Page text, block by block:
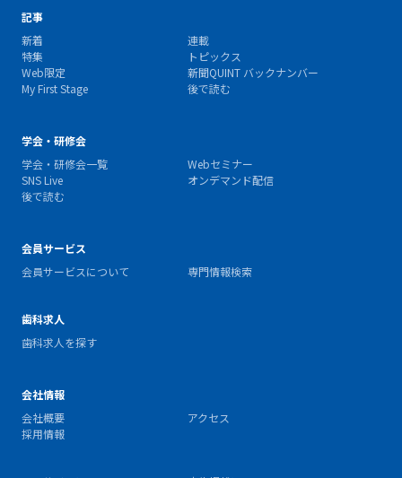
記事
新着
連載
特集
トピックス
Web限定
新聞QUINT バックナンバー
My First Stage
後で読む
学会・研修会
学会・研修会一覧
Webセミナー
SNS Live
オンデマンド配信
後で読む
会員サービス
会員サービスについて
専門情報検索
歯科求人
歯科求人を探す
会社情報
会社概要
アクセス
採用情報